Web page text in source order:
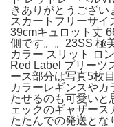
きありがとうござい
スカートフリーサイ
39cmキュロット丈
側です。。23SS 極
カラー スリット ロ
Red Label プリーツ
ース部分は写真5枚
カラーレギンスやカ
たせるのも可愛いと
ェックのギャザー
たたんでの発送とな